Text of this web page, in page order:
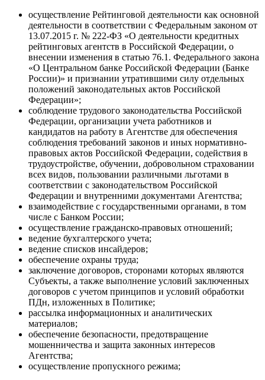
осуществление Рейтинговой деятельности как основной
деятельности в соответствии с Федеральным законом от
13.07.2015 г. № 222-ФЗ «О деятельности кредитных
рейтинговых агентств в Российской Федерации, о
внесении изменения в статью 76.1. Федерального закона
«О Центральном банке Российской Федерации (Банке
России)» и признании утратившими силу отдельных
положений законодательных актов Российской
Федерации»;
соблюдение трудового законодательства Российской
Федерации, организации учета работников и
кандидатов на работу в Агентстве для обеспечения
соблюдения требований законов и иных нормативно-
правовых актов Российской Федерации, содействия в
трудоустройстве, обучении, добровольном страховании
всех видов, пользовании различными льготами в
соответствии с законодательством Российской
Федерации и внутренними документами Агентства;
взаимодействие с государственными органами, в том
числе с Банком России;
осуществление гражданско-правовых отношений;
ведение бухгалтерского учета;
ведение списков инсайдеров;
обеспечение охраны труда;
заключение договоров, сторонами которых являются
Субъекты, а также выполнение условий заключенных
договоров с учетом принципов и условий обработки
ПДн, изложенных в Политике;
рассылка информационных и аналитических
материалов;
обеспечение безопасности, предотвращение
мошенничества и защита законных интересов
Агентства;
осуществление пропускного режима;